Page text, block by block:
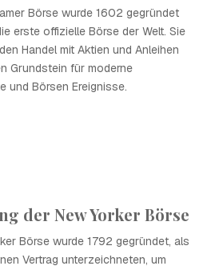
Börse wurde 1602 gegründet
erste offizielle Börse der Welt. Sie
Handel mit Aktien und Anleihen
Grundstein für moderne
und Börsen Ereignisse.
der New Yorker Börse
Börse wurde 1792 gegründet, als
Vertrag unterzeichneten, um